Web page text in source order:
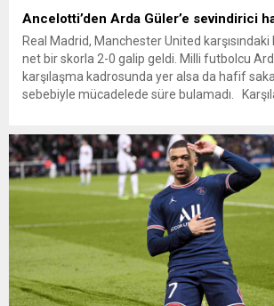
Ancelotti’den Arda Güler’e sevindirici
Real Madrid, Manchester United karşısındaki
net bir skorla 2-0 galip geldi. Milli futbolcu
karşılaşma kadrosunda yer alsa da hafif
sebebiyle mücadelede süre bulamadı.